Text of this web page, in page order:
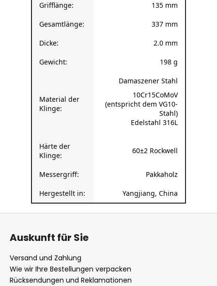
Grifflänge: 135 mm
Gesamtlänge: 337 mm
Dicke: 2.0 mm
Gewicht: 198 g
Material der
Klinge:
Damaszener Stahl
10Cr15CoMoV
(entspricht dem VG10-
Stahl)
Edelstahl 316L
Härte der
Klinge:
60±2 Rockwell
Messergriff: Pakkaholz
Hergestellt in: Yangjiang, China
F
Auskunft für Sie
Versand und Zahlung
Wie wir Ihre Bestellungen verpacken
Rücksendungen und Reklamationen